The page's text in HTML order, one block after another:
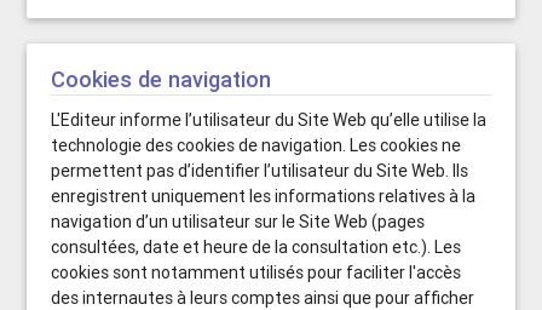
Cookies de navigation
L'Editeur informe l’utilisateur du Site Web qu’elle utilise la
technologie des cookies de navigation. Les cookies ne
permettent pas d’identifier l’utilisateur du Site Web. Ils
enregistrent uniquement les informations relatives à la
navigation d’un utilisateur sur le Site Web (pages
consultées, date et heure de la consultation etc.). Les
cookies sont notamment utilisés pour faciliter l'accès
des internautes à leurs comptes ainsi que pour afficher